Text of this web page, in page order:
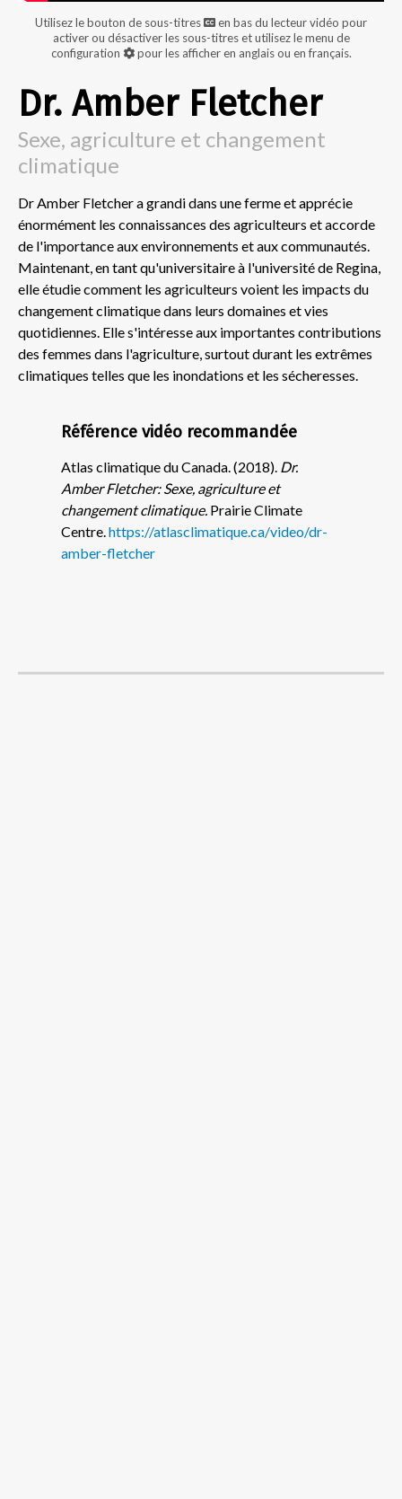
Utilisez le bouton de sous-titres
en bas du lecteur vidéo pour
activer ou désactiver les sous-titres et utilisez le menu de
configuration
pour les afficher en anglais ou en français.
Dr. Amber Fletcher
Sexe, agriculture et changement
climatique
Dr Amber Fletcher a grandi dans une ferme et apprécie
énormément les connaissances des agriculteurs et accorde
de l'importance aux environnements et aux communautés.
Maintenant, en tant qu'universitaire à l'université de Regina,
elle étudie comment les agriculteurs voient les impacts du
changement climatique dans leurs domaines et vies
quotidiennes. Elle s'intéresse aux importantes contributions
des femmes dans l'agriculture, surtout durant les extrêmes
climatiques telles que les inondations et les sécheresses.
Référence vidéo recommandée
Atlas climatique du Canada. (2018). Dr.
Amber Fletcher: Sexe, agriculture et
changement climatique. Prairie Climate
Centre.https://atlasclimatique.ca/video/dr-
amber-fletcher